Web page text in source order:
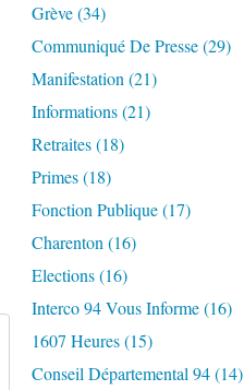
Grève(34)
Communiqué De Presse(29)
Manifestation (21)
Informations(21)
Retraites(18)
Primes(18)
Fonction Publique(17)
Charenton (16)
Elections(16)
Interco 94 Vous Informe(16)
1607 Heures(15)
Conseil Départemental 94(14)